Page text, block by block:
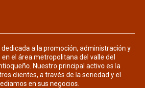
a la promoción, administración y
el área metropolitana del valle del
Nuestro principal activo es la
clientes, a través de la seriedad y el
en sus negocios.